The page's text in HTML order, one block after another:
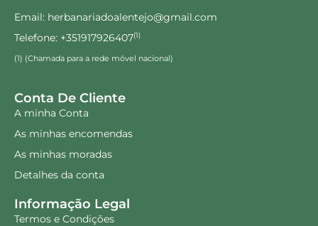
Email: herbanariadoalentejo@gmail.com
Telefone: +351917926407(1)
(1) (Chamada para a rede móvel nacional)
Conta De Cliente
A minha Conta
As minhas encomendas
As minhas moradas
Detalhes da conta
Informação Legal
Termos e Condições